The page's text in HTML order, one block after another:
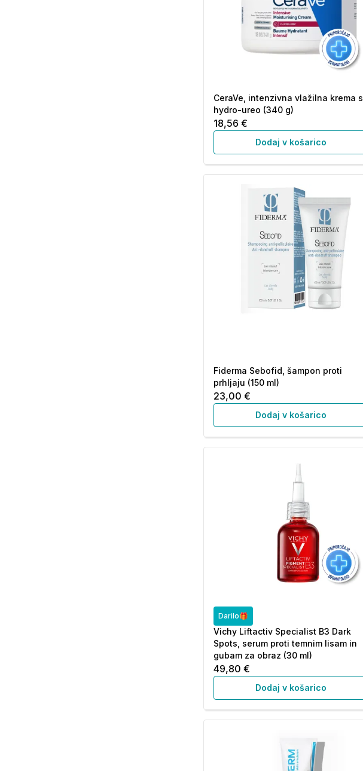
CeraVe, intenzivna vlažilna krema s
hydro-ureo (340 g)
18,56 €
Dodaj v košarico
Fiderma Sebofid, šampon proti
prhljaju (150 ml)
23,00 €
Dodaj v košarico
Darilo🎁
Vichy Liftactiv Specialist B3 Dark
Spots, serum proti temnim lisam in
gubam za obraz (30 ml)
49,80 €
Dodaj v košarico